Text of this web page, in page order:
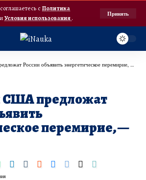
с Политика
иУсловия использования.
Принять
России объявить энергетическое перемирие, — FT
США предложат
перемирие, —